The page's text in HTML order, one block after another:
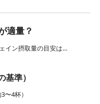
適量？
イン摂取量の目安は…
準）
〜4杯）